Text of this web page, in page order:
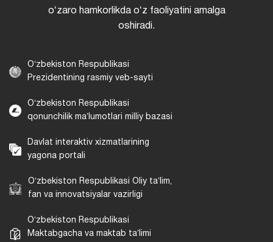
oʻzaro hamkorlikda oʻz faoliyatini amalga
oshiradi.
Oʻzbekiston Respublikasi
Prezidentining rasmiy veb-sayti
Oʻzbekiston Respublikasi
qonunchilik maʼlumotlari milliy bazasi
Davlat interaktiv xizmatlarining
yagona portali
Oʻzbekiston Respublikasi Oliy taʼlim,
fan va innovatsiyalar vazirligi
Oʻzbekiston Respublikasi
Maktabgacha va maktab taʼlimi